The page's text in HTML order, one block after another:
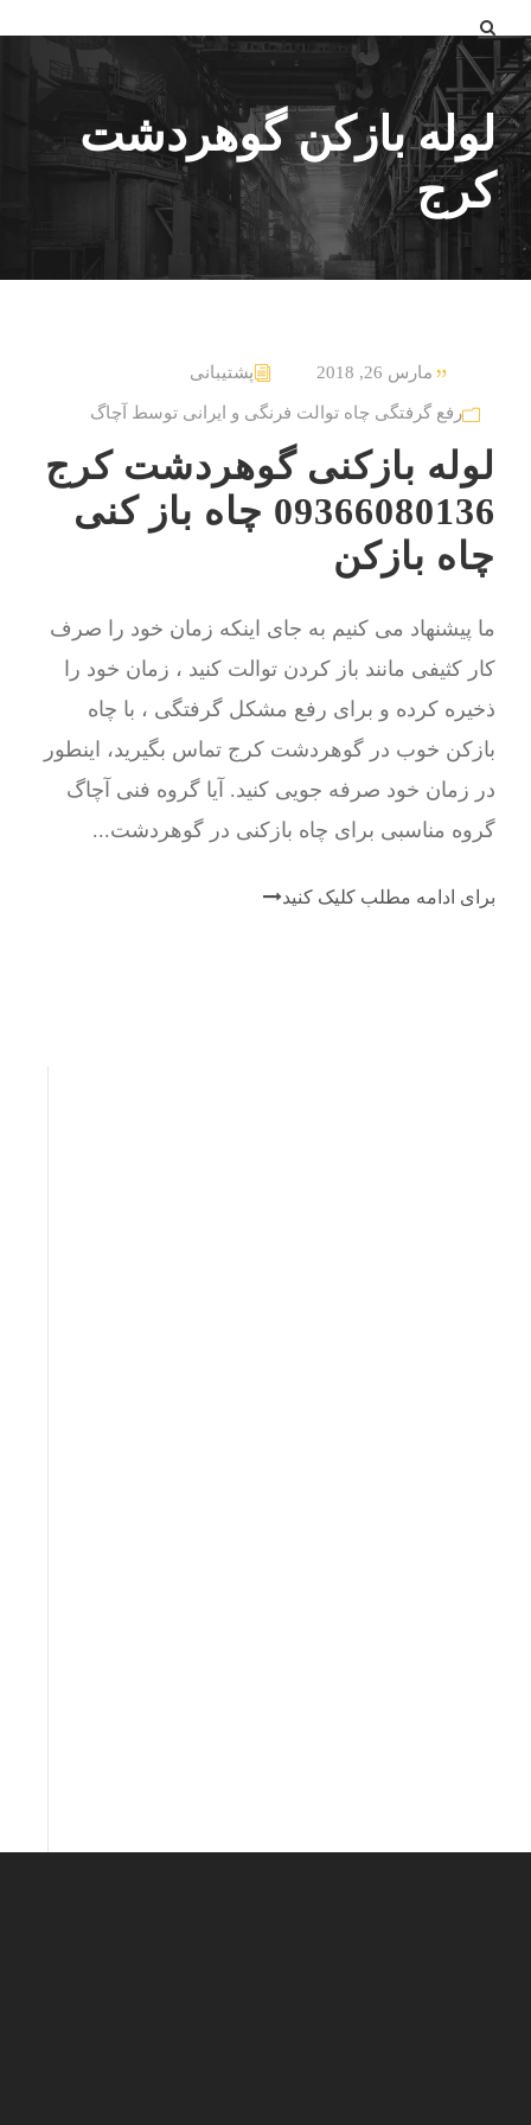
لوله بازکن گوهردشت
کرج
مارس 26, 2018 پشتیبانی
رفع گرفتگی چاه توالت فرنگی و ایرانی توسط آچاگ
لوله بازکنی گوهردشت کرج
09366080136 چاه باز کنی
چاه بازکن
ما پیشنهاد می کنیم به جای اینکه زمان خود را صرف
کار کثیفی مانند باز کردن توالت کنید ، زمان خود را
ذخیره کرده و برای رفع مشکل گرفتگی ، با چاه
بازکن خوب در گوهردشت کرج تماس بگیرید، اینطور
در زمان خود صرفه جویی کنید. آیا گروه فنی آچاگ
گروه مناسبی برای چاه بازکنی در گوهردشت...
برای ادامه مطلب کلیک کنید